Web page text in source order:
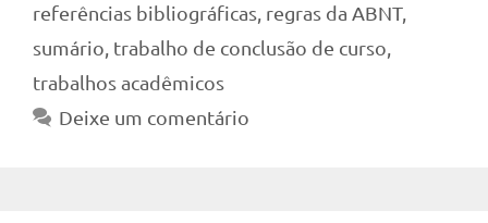
referências bibliográficas regras da ABNT,
sumário trabalho de conclusão de curso
trabalhos acadêmicos
Deixe um comentário